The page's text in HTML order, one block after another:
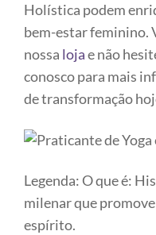
Holística podem
bem-estar feminino.
nossa lojae não
conosco para mais
de transformação
Legenda: O que é:
milenar que
espírito.